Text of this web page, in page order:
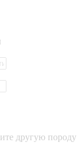
другую породу